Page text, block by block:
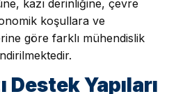
kazı derinliğine, çevre
koşullara ve
göre farklı mühendislik
Destek Yapıları